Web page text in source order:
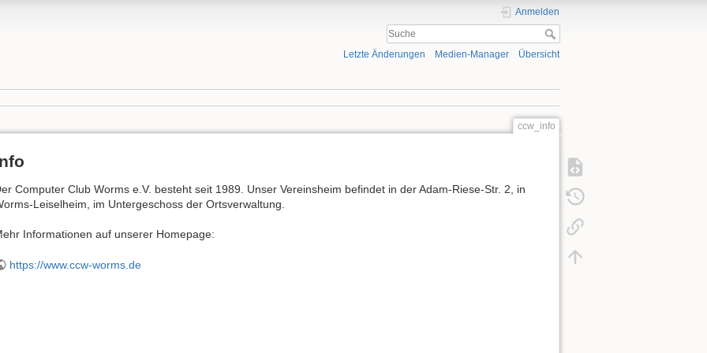
Anmelden
Letzte Änderungen Medien-Manager Übersicht
ccw_info
Computer Club Worms e.V. besteht seit 1989. Unser Vereinsheim befindet in der Adam-Riese-Str. 2, in
Leiselheim, im Untergeschoss der Ortsverwaltung.
Informationen auf unserer Homepage:
https://www.ccw-worms.de